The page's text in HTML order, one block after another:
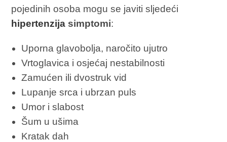
pojedinih osoba mogu se javiti sljedeći
hipertenzija simptomi:
Uporna glavobolja, naročito ujutro
Vrtoglavica i osjećaj nestabilnosti
Zamućen ili dvostruk vid
Lupanje srca i ubrzan puls
Umor i slabost
Šum u ušima
Kratak dah